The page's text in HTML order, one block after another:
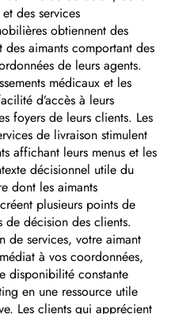
des services
obtiennent des
des aimants comportant des
de leurs agents.
médicaux et les
d’accès à leurs
foyers de leurs clients. Les
de livraison stimulent
affichant leurs menus et les
décisionnel utile du
dont les aimants
plusieurs points de
décision des clients.
de services, votre aimant
à vos coordonnées,
disponibilité constante
en une ressource utile
Les clients qui apprécient